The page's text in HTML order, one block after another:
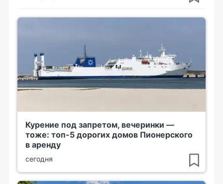
Курение под запретом, вечеринки —
тоже: топ-5 дорогих домов Пионерского
в аренду
сегодня